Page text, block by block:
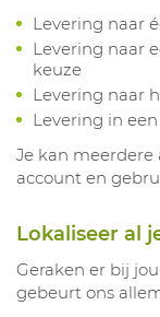
Levering naar
Levering naar
keuze
Levering naar
Levering in
Je kan meerdere
account en
Lokaliseer al
Geraken er bij
gebeurt ons